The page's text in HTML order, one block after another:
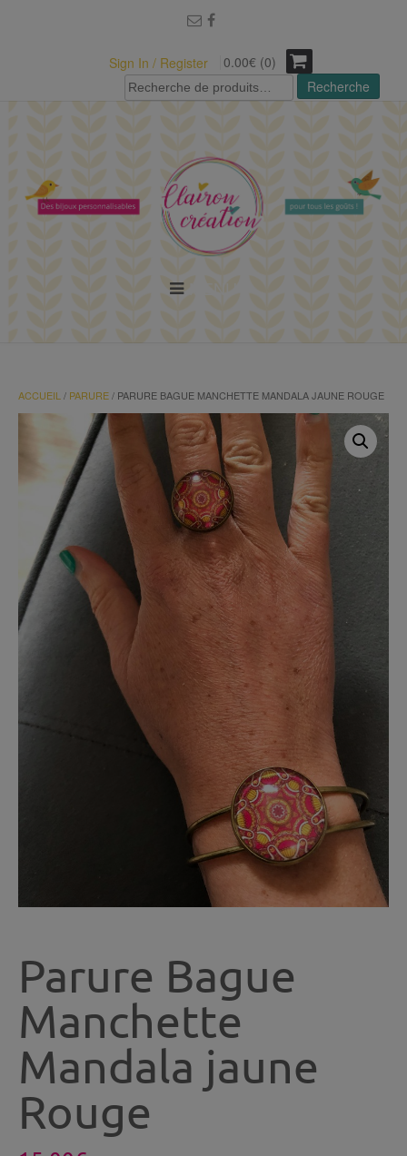
Sign In / Register
0.00€ (0)
Recherche
pour :
Recherche
ACCUEIL / PARURE/ PARURE BAGUE MANCHETTE MANDALA JAUNE ROUGE
Parure Bague
Manchette
Mandala jaune
Rouge